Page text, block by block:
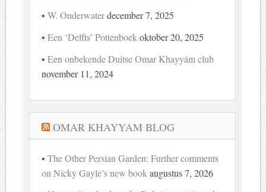
W. Onderwaterdecember 7, 2025
Een ‘Delfts’ Pottenboek oktober 20, 2025
Een onbekende Duitse Omar Khayyám club
november 11, 2024
OMAR KHAYYAM BLOG
The Other Persian Garden: Further comments
on Nicky Gayle’s new book augustus 7, 2026